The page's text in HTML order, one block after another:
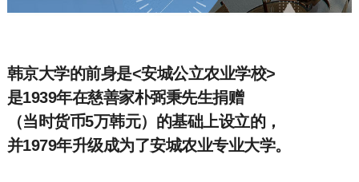
韩京大学的前身是<安城公立农业学校>
是1939年在慈善家朴弼秉先生捐赠
（当时货币5万韩元）的基础上设立的，
并1979年升级成为了安城农业专业大学。